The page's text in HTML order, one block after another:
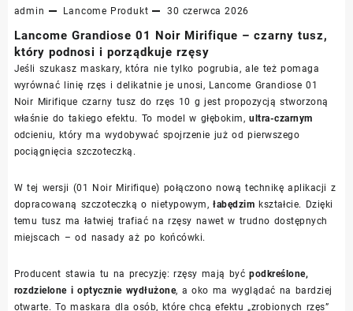
admin Lancome Produkt 30 czerwca 2026
Lancome Grandiose 01 Noir Mirifique – czarny tusz,
który podnosi i porządkuje rzęsy
Jeśli szukasz maskary, która nie tylko pogrubia, ale też pomaga
wyrównać linię rzęs i delikatnie je unosi, Lancome Grandiose 01
Noir Mirifique czarny tusz do rzęs 10 g jest propozycją stworzoną
właśnie do takiego efektu. To model w głębokim,ultra-czarnym
odcieniu, który ma wydobywać spojrzenie już od pierwszego
pociągnięcia szczoteczką.
W tej wersji (01 Noir Mirifique) połączono nową technikę aplikacji z
dopracowaną szczoteczką o nietypowym,łabędzimkształcie. Dzięki
temu tusz ma łatwiej trafiać na rzęsy nawet w trudno dostępnych
miejscach – od nasady aż po końcówki.
Producent stawia tu na precyzję: rzęsy mają byćpodkreślone,
rozdzielone i optycznie wydłużone, a oko ma wyglądać na bardziej
otwarte. To maskara dla osób, które chcą efektu „zrobionych rzęs”